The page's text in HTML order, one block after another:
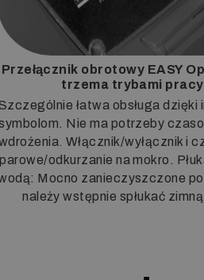
Przełącznik obrotowy EASY
trzema trybami pracy
łatwa obsługa dzięki
Nie ma potrzeby
Włącznik/wyłącznik i
parowe/odkurzanie na mokro.
Mocno zanieczyszczone
należy wstępnie spłukać